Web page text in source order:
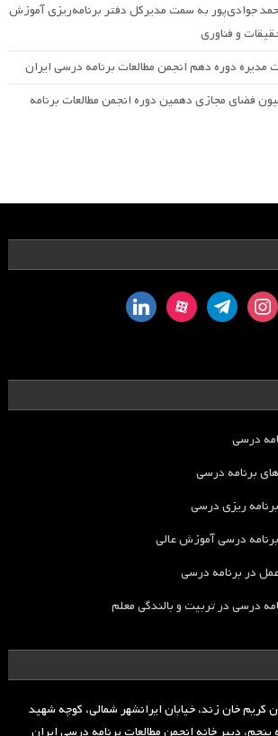
جوادی‌پور به سمت مدیرکل دفتر برنامه‌ریزی آموزش
و فناوری
مدیره دوره دهم انجمن مطالعات برنامه درسی ایران
فضای مجازی دهمین دوره انجمن مطالعات برنامه
instagram
telegram
aparat
linkedin
درسی
برنامه درسی
ریزی درسی
درسی آموزش عالی
در برنامه درسی
درسی در تربیت و بالندگی معلم
کریم خان زند، خیابان ایرانشهر شمالی، کوچه شهید